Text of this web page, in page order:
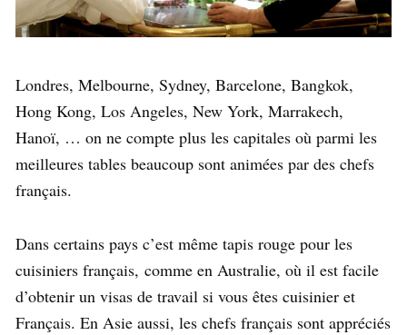
Londres, Melbourne, Sydney, Barcelone, Bangkok,
Hong Kong, Los Angeles, New York, Marrakech,
Hanoï, … on ne compte plus les capitales où parmi les
meilleures tables beaucoup sont animées par des chefs
français.
Dans certains pays c’est même tapis rouge pour les
cuisiniers français, comme en Australie, où il est facile
d’obtenir un visas de travail si vous êtes cuisinier et
Français. En Asie aussi, les chefs français sont appréciés